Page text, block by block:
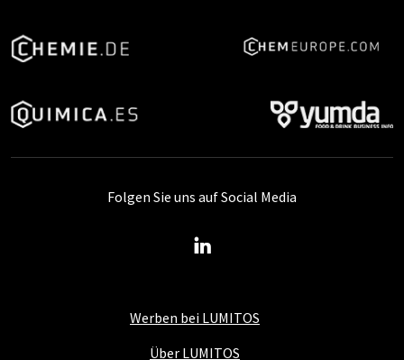
Werben bei LUMITOS
Über LUMITOS
Folgen Sie uns auf Social Media